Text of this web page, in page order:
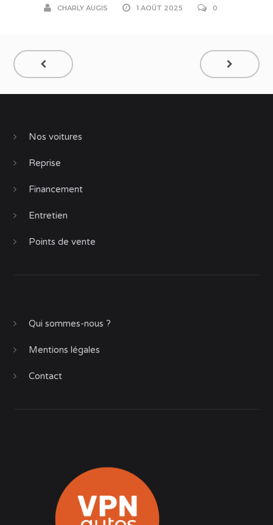
CHARLY AUGIS 1 AOÛT 2025 0
Nos voitures
Reprise
Financement
Entretien
Points de vente
Qui sommes-nous ?
Mentions légales
Contact